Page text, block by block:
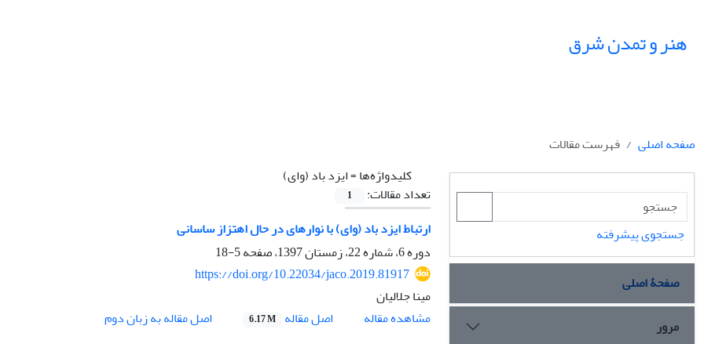
هنر و تمدن شرق
صفحه اصلی
فهرست مقالات
کلیدواژه‌ها =ایزد باد (وای)
تعداد مقالات:
1
ارتباط ایزد باد (وای) با نوارهای در حال اهتزاز ساسانی
دوره 6، شماره 22، زمستان 1397، صفحه
5-18
https://doi.org/10.22034/jaco.2019.81917
مینا جلالیان
مشاهده مقاله
اصل مقاله 6.17 M اصل مقاله به زبان دوم
جستجوی پیشرفته
صفحۀ اصلی
مرور